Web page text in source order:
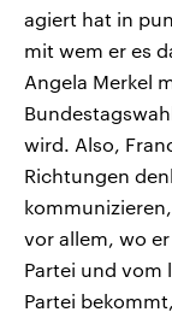
agiert hat in
mit wem er es
Angela Merkel
wird. Also,
Richtungen
vor allem, wo
Partei und vom
Partei